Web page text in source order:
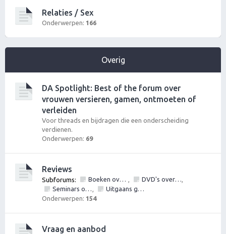
Relaties / Sex
Onderwerpen: 166
Overig
DA Spotlight: Best of the forum over
vrouwen versieren, gamen, ontmoeten of
verleiden
Voor threads en bijdragen die een onderscheiding
verdienen.
Onderwerpen: 69
Reviews
Subforums: Boeken over vrouwen versieren, pick up of lifestyle , DVD's over vrouwen versieren of pick up
,
Seminars over vrouwen en/of pick up
,
Uitgaans gelegenheden
Onderwerpen: 154
Vraag en aanbod